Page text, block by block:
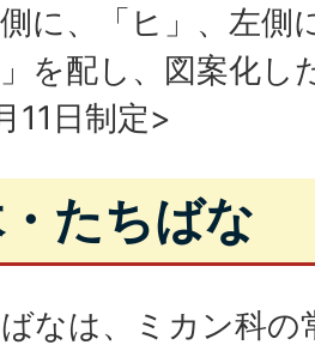
に、「ヒ」、左側
」を配し、図案化
11日制定>
たちばな
なは、ミカン科の